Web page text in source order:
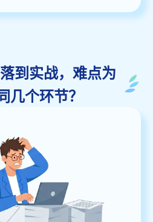
到实战，难点为
几个环节？